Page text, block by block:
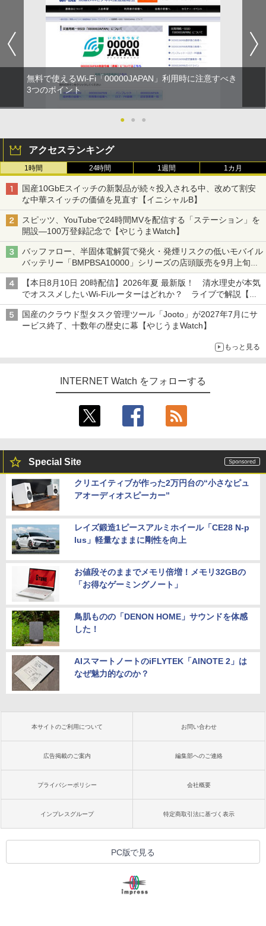
無料で使えるWi-Fi「00000JAPAN」利用時に注意すべき
3つのポイント
● ● ●
アクセスランキング
1時間 24時間 1週間 1カ月
国産10GbEスイッチの新製品が続々投入される中、改めて割安
な中華スイッチの価値を見直す【イニシャルB】
スピッツ、YouTubeで24時間MVを配信する「ステーション」を
開設―100万登録記念で【やじうまWatch】
バッファロー、半固体電解質で発火・発煙リスクの低いモバイル
バッテリー「BMPBSA10000」シリーズの店頭販売を9月上旬に
開始
【本日8月10日 20時配信】2026年夏 最新版！ 清水理史が本気
でオススメしたいWi-Fiルーターはどれか？ ライブで解説【清
水理史の「イニシャルB」チャンネル】
国産のクラウド型タスク管理ツール「Jooto」が2027年7月にサ
ービス終了、十数年の歴史に幕【やじうまWatch】
もっと見る
INTERNET Watch をフォローする
Special Site
クリエイティブが作った2万円台の“小さなピュ
アオーディオスピーカー”
レイズ鍛造1ピースアルミホイール「CE28 N-p
lus」軽量なままに剛性を向上
お値段そのままでメモリ倍増！メモリ32GBの
「お得なゲーミングノート」
鳥肌ものの「DENON HOME」サウンドを体感
した！
AIスマートノートのiFLYTEK「AINOTE 2」は
なぜ魅力的なのか？
本サイトのご利用について お問い合わせ
広告掲載のご案内 編集部へのご連絡
プライバシーポリシー 会社概要
インプレスグループ 特定商取引法に基づく表示
PC版で見る